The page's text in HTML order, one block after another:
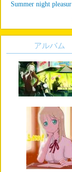
Summer night pleasur
アルバム